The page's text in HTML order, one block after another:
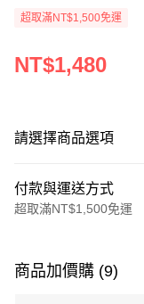
超取滿NT$1,500免運
NT$1,480
請選擇商品選項
付款與運送方式
超取滿NT$1,500免運
信用卡一次付款
商品加價購 (9)